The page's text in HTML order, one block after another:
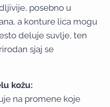
posebno u
a konture lica mogu
deluje suvlje, ten
sjaj se
kožu:
na promene koje